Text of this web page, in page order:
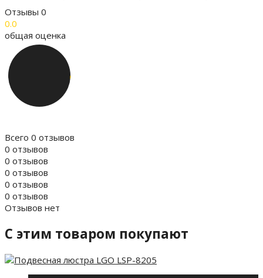
Отзывы 0
0.0
общая оценка
Всего 0 отзывов
0 отзывов
0 отзывов
0 отзывов
0 отзывов
0 отзывов
Отзывов нет
C этим товаром покупают